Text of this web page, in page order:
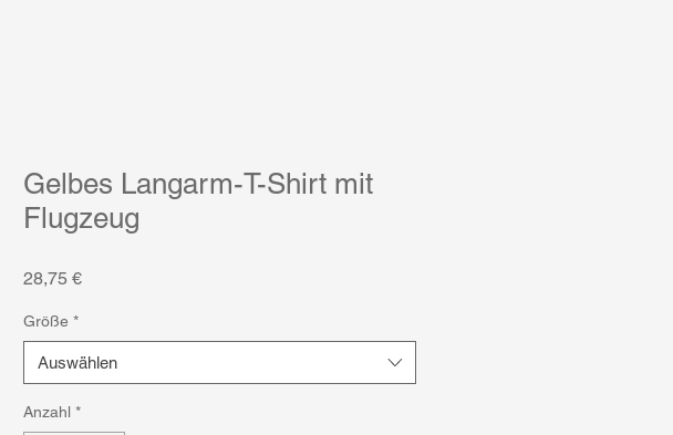
Gelbes Langarm-T-Shirt mit
Flugzeug
28,75 €Preis
Größe *
Auswählen
Anzahl *